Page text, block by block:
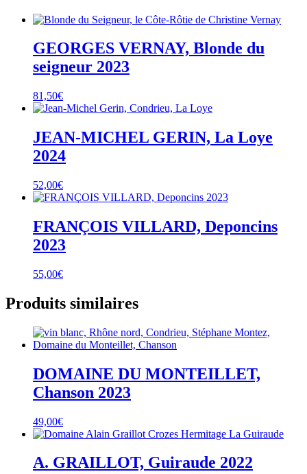
GEORGES VERNAY, Blonde du
seigneur 2023
81,50€
JEAN-MICHEL GERIN, La Loye
2024
52,00€
FRANÇOIS VILLARD, Deponcins
2023
55,00€
Produits similaires
DOMAINE DU MONTEILLET,
Chanson 2023
49,00€
A. GRAILLOT, Guiraude 2022